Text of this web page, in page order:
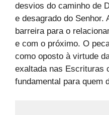
desvios do caminho de
e desagrado do Senhor.
barreira para o
e com o próximo. O
como oposto à virtude
exaltada nas Escrituras
fundamental para quem